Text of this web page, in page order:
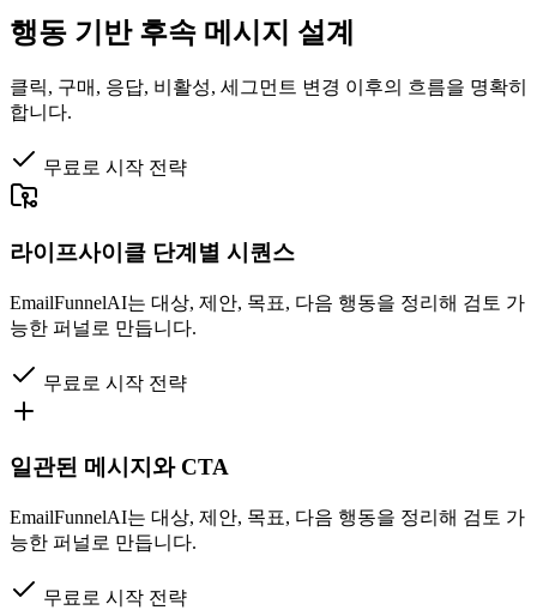
행동 기반 후속 메시지 설계
클릭, 구매, 응답, 비활성, 세그먼트 변경 이후의 흐름을 명확히
합니다.
무료로 시작 전략
라이프사이클 단계별 시퀀스
EmailFunnelAI는 대상, 제안, 목표, 다음 행동을 정리해 검토 가
능한 퍼널로 만듭니다.
무료로 시작 전략
일관된 메시지와 CTA
EmailFunnelAI는 대상, 제안, 목표, 다음 행동을 정리해 검토 가
능한 퍼널로 만듭니다.
무료로 시작 전략